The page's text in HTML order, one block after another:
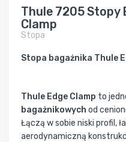
Thule 7205 Stopy
Clamp
Stopa
Stopa bagażnika Thule
Thule Edge Clamp to
bagażnikowych od
Łączą w sobie niski profil,
aerodynamiczną